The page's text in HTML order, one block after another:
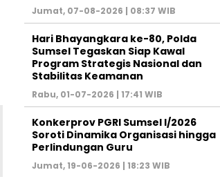
Jumat, 07-08-2026 | 08:37 WIB
Hari Bhayangkara ke-80, Polda
Sumsel Tegaskan Siap Kawal
Program Strategis Nasional dan
Stabilitas Keamanan ‎
Rabu, 01-07-2026 | 17:41 WIB
Konkerprov PGRI Sumsel I/2026
Soroti Dinamika Organisasi hingga
Perlindungan Guru ‎
Jumat, 19-06-2026 | 18:23 WIB